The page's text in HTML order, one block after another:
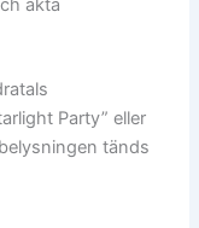
äkta
Party” eller
tänds